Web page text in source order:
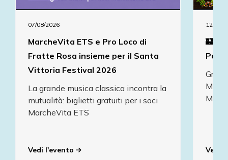
07/08/2026
MarcheVita ETS e Pro Loco di
Fratte Rosa insieme per il Santa
Vittoria Festival 2026
La grande musica classica incontra la
mutualità: biglietti gratuiti per i soci
MarcheVita ETS
Vedi l'evento
12/08/
🏰
Vedi